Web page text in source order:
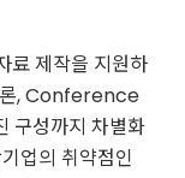
료 제작을 지원하
론, Conference
구성까지 차별화
업의 취약점인